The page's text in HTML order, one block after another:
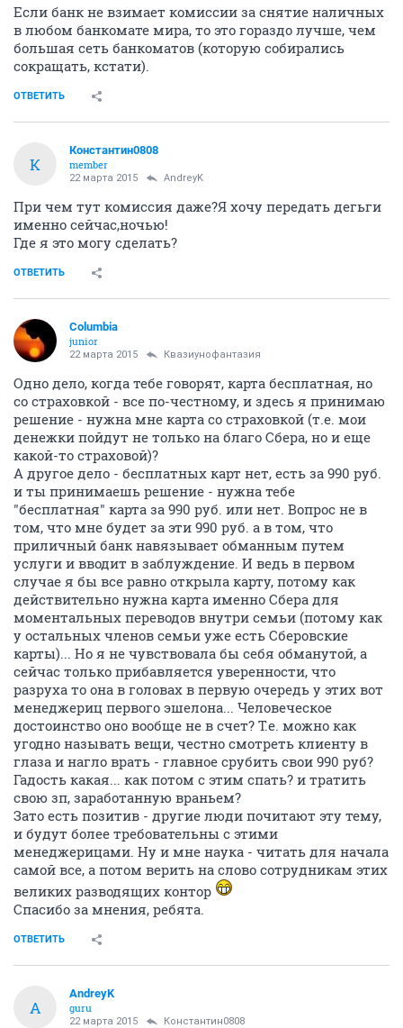
Если банк не взимает комиссии за снятие наличных
в любом банкомате мира, то это гораздо лучше, чем
большая сеть банкоматов (которую собирались
сокращать, кстати).
ОТВЕТИТЬ
К
Константин0808
member
22 марта 2015 AndreyK
При чем тут комиссия даже?Я хочу передать дегьги
именно сейчас,ночью!
Где я это могу сделать?
ОТВЕТИТЬ
Columbia
junior
22 марта 2015 Квазиунофантазия
Одно дело, когда тебе говорят, карта бесплатная, но
со страховкой - все по-честному, и здесь я принимаю
решение - нужна мне карта со страховкой (т.е. мои
денежки пойдут не только на благо Сбера, но и еще
какой-то страховой)?
А другое дело - бесплатных карт нет, есть за 990 руб.
и ты принимаешь решение - нужна тебе
"бесплатная" карта за 990 руб. или нет. Вопрос не в
том, что мне будет за эти 990 руб. а в том, что
приличный банк навязывает обманным путем
услуги и вводит в заблуждение. И ведь в первом
случае я бы все равно открыла карту, потому как
действительно нужна карта именно Сбера для
моментальных переводов внутри семьи (потому как
у остальных членов семьи уже есть Сберовские
карты)... Но я не чувствовала бы себя обманутой, а
сейчас только прибавляется уверенности, что
разруха то она в головах в первую очередь у этих вот
менеджериц первого эшелона... Человеческое
достоинство оно вообще не в счет? Т.е. можно как
угодно называть вещи, честно смотреть клиенту в
глаза и нагло врать - главное срубить свои 990 руб?
Гадость какая... как потом с этим спать? и тратить
свою зп, заработанную враньем?
Зато есть позитив - другие люди почитают эту тему,
и будут более требовательны с этими
менеджерицами. Ну и мне наука - читать для начала
самой все, а потом верить на слово сотрудникам этих
великих разводящих контор
Спасибо за мнения, ребята.
ОТВЕТИТЬ
A
AndreyK
guru
22 марта 2015 Константин0808